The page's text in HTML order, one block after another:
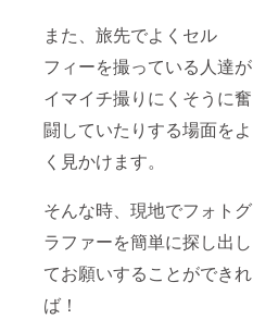
また、旅先でよくセル
フィーを撮っている人達が
イマイチ撮りにくそうに奮
闘していたりする場面をよ
く見かけます。
そんな時、現地でフォトグ
ラファーを簡単に探し出し
てお願いすることができれ
ば！